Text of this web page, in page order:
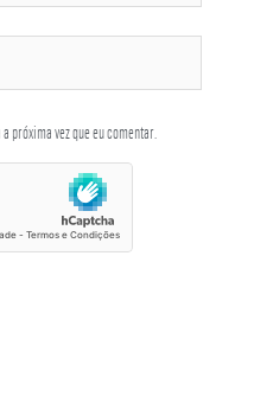
próxima vez que eu comentar.